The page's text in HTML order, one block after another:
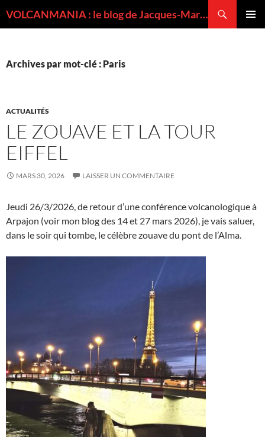
VOLCANMANIA : le blog de Jacques-Marie BARDINTZEFF, volcanologue
Archives par mot-clé : Paris
ACTUALITÉS
LE ZOUAVE ET LA TOUR
EIFFEL
MARS 30, 2026 LAISSER UN COMMENTAIRE
Jeudi 26/3/2026, de retour d’une conférence volcanologique à
Arpajon (voir mon blog des 14 et 27 mars 2026), je vais saluer,
dans le soir qui tombe, le célèbre zouave du pont de l’Alma.